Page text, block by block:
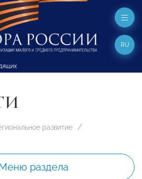
RU
развитие
раздела